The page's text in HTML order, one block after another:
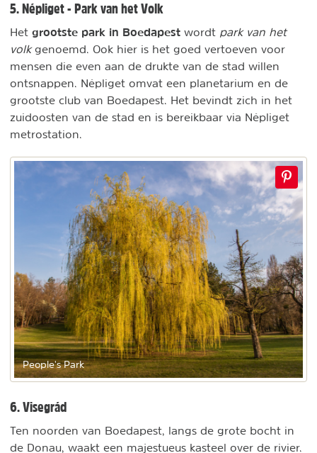
5. Népliget - Park van het Volk
Het grootste park in Boedapest wordt park van het
volkgenoemd. Ook hier is het goed vertoeven voor
mensen die even aan de drukte van de stad willen
ontsnappen. Népliget omvat een planetarium en de
grootste club van Boedapest. Het bevindt zich in het
zuidoosten van de stad en is bereikbaar via Népliget
metrostation.
People's Park
6. Visegrád
Ten noorden van Boedapest, langs de grote bocht in
de Donau, waakt een majestueus kasteel over de rivier.